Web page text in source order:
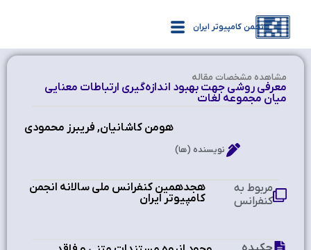
انجمن کامپیوتر ایران
مشاهده‌ مشخصات مقاله
معرفی روشی جهت بهبود اندازه‌گیری ارتباطات معنایی
میان مجموعه لغات
هومن کاشانیان, فریبرز محمودی
نویسنده (ها)
هجدهمین کنفرانس ملی سالانه انجمن
کامپیوتر ایران
مربوط به
کنفرانس